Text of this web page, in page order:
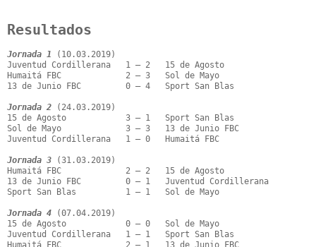
Resultados
Jornada 1 (10.03.2019)
Juventud Cordillerana   1 – 2   15 de Agosto
Humaitá FBC             2 – 3   Sol de Mayo
13 de Junio FBC         0 – 4   Sport San Blas
Jornada 2 (24.03.2019)
15 de Agosto            3 – 1   Sport San Blas
Sol de Mayo             3 – 3   13 de Junio FBC
Juventud Cordillerana   1 – 0   Humaitá FBC
Jornada 3 (31.03.2019)
Humaitá FBC             2 – 2   15 de Agosto
13 de Junio FBC         0 – 1   Juventud Cordillerana
Sport San Blas          1 – 1   Sol de Mayo
Jornada 4 (07.04.2019)
15 de Agosto            0 – 0   Sol de Mayo
Juventud Cordillerana   1 – 1   Sport San Blas
Humaitá FBC             2 – 1   13 de Junio FBC